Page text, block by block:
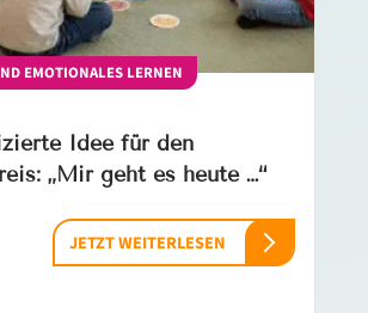
EMOTIONALES LERNEN
Idee für den
„Mir geht es heute …“
JETZT WEITERLESEN